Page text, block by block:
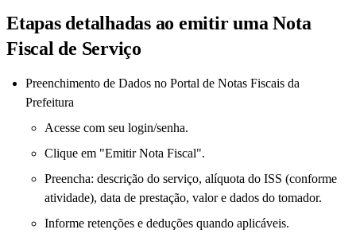
Etapas detalhadas ao emitir uma Nota
Fiscal de Serviço
Preenchimento de Dados no Portal de Notas Fiscais da
Prefeitura
Acesse com seu login/senha.
Clique em "Emitir Nota Fiscal".
Preencha: descrição do serviço, alíquota do ISS (conforme
atividade), data de prestação, valor e dados do tomador.
Informe retenções e deduções quando aplicáveis.